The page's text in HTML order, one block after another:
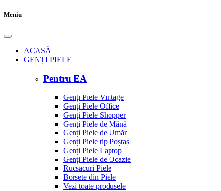
Meniu
ACASĂ
GENȚI PIELE
Pentru EA
Genți Piele Vintage
Genți Piele Office
Genți Piele Shopper
Genți Piele de Mână
Genți Piele de Umăr
Genți Piele tip Poștaș
Genți Piele Laptop
Genți Piele de Ocazie
Rucsacuri Piele
Borsete din Piele
Vezi toate produsele